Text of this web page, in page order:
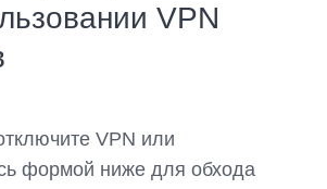
VPN
VPN или
формой ниже для обхода